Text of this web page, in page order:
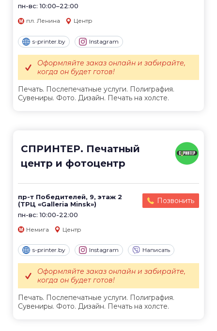
пн-вс: 10:00–22:00
пл. Ленина Центр
s-printer.by Instagram
Печать. Послепечатные услуги. Полиграфия.
Сувениры. Фото. Дизайн. Печать на холсте.
Оформляйте заказ онлайн и забирайте,
когда он будет готов!
СПРИНТЕР. Печатный
центр и фотоцентр
пр-т Победителей, 9, этаж 2
(ТРЦ «Galleria Minsk»)
пн-вс: 10:00-22:00
Позвонить
Немига Центр
s-printer.by Instagram Написать
Печать. Послепечатные услуги. Полиграфия.
Сувениры. Фото. Дизайн. Печать на холсте.
Оформляйте заказ онлайн и забирайте,
когда он будет готов!